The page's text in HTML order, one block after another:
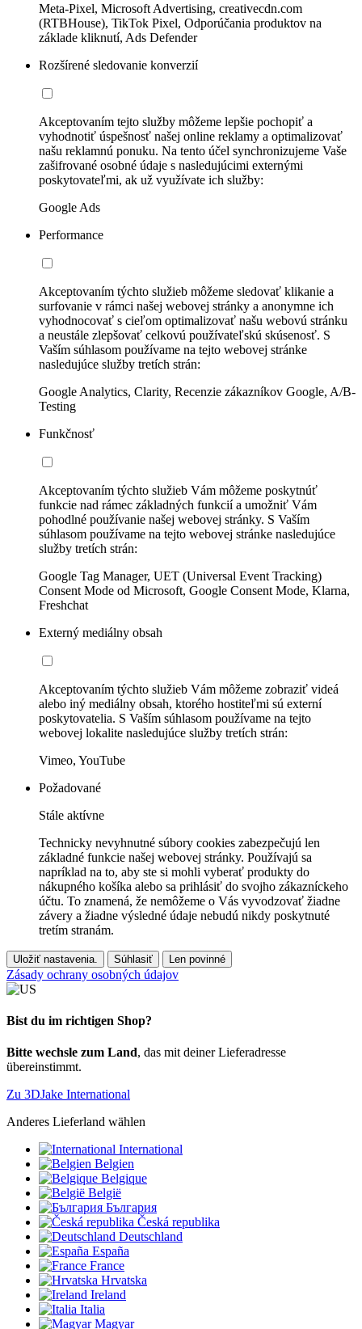
Meta-Pixel, Microsoft Advertising, creativecdn.com
(RTBHouse), TikTok Pixel, Odporúčania produktov na
základe kliknutí, Ads Defender
Rozšírené sledovanie konverzií
Akceptovaním tejto služby môžeme lepšie pochopiť a
vyhodnotiť úspešnosť našej online reklamy a optimalizovať
našu reklamnú ponuku. Na tento účel synchronizujeme Vaše
zašifrované osobné údaje s nasledujúcimi externými
poskytovateľmi, ak už využívate ich služby:
Google Ads
Performance
Akceptovaním týchto služieb môžeme sledovať klikanie a
surfovanie v rámci našej webovej stránky a anonymne ich
vyhodnocovať s cieľom optimalizovať našu webovú stránku
a neustále zlepšovať celkovú používateľskú skúsenosť. S
Vaším súhlasom používame na tejto webovej stránke
nasledujúce služby tretích strán:
Google Analytics, Clarity, Recenzie zákazníkov Google, A/B-
Testing
Funkčnosť
Akceptovaním týchto služieb Vám môžeme poskytnúť
funkcie nad rámec základných funkcií a umožniť Vám
pohodlné používanie našej webovej stránky. S Vaším
súhlasom používame na tejto webovej stránke nasledujúce
služby tretích strán:
Google Tag Manager, UET (Universal Event Tracking)
Consent Mode od Microsoft, Google Consent Mode, Klarna,
Freshchat
Externý mediálny obsah
Akceptovaním týchto služieb Vám môžeme zobraziť videá
alebo iný mediálny obsah, ktorého hostiteľmi sú externí
poskytovatelia. S Vaším súhlasom používame na tejto
webovej lokalite nasledujúce služby tretích strán:
Vimeo, YouTube
Požadované
Stále aktívne
Technicky nevyhnutné súbory cookies zabezpečujú len
základné funkcie našej webovej stránky. Používajú sa
napríklad na to, aby ste si mohli vyberať produkty do
nákupného košíka alebo sa prihlásiť do svojho zákazníckeho
účtu. To znamená, že nemôžeme o Vás vyvodzovať žiadne
závery a žiadne výsledné údaje nebudú nikdy poskytnuté
tretím stranám.
Uložiť nastavenia. Súhlasiť Len povinné
Zásady ochrany osobných údajov
Bist du im richtigen Shop?
Bitte wechsle zum Land, das mit deiner Lieferadresse
übereinstimmt.
Zu 3DJake International
Anderes Lieferland wählen
International
Belgien
Belgique
België
България
Česká republika
Deutschland
España
France
Hrvatska
Ireland
Italia
Magyar